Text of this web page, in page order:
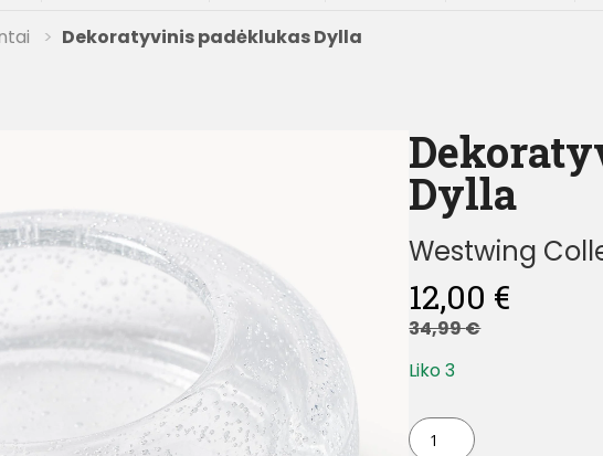
Dekoratyvinis padėklukas Dylla
Dylla
Westwing
12,00 €
34,99€
Liko 3